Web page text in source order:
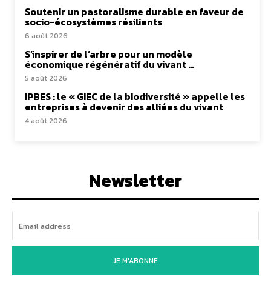
Soutenir un pastoralisme durable en faveur de
socio-écosystèmes résilients
6 août 2026
S’inspirer de l’arbre pour un modèle
économique régénératif du vivant …
5 août 2026
IPBES : le « GIEC de la biodiversité » appelle les
entreprises à devenir des alliées du vivant
4 août 2026
Newsletter
JE M'ABONNE